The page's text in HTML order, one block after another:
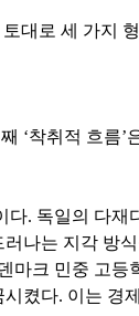
대로 세 가지
‘착취적 흐름
. 독일의 다
나는 지각 방
크 민중 고
켰다. 이는